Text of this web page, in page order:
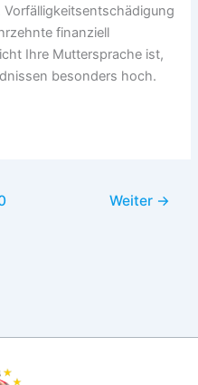
finanziell
Ihre Muttersprache ist,
besonders hoch.
Weiter →